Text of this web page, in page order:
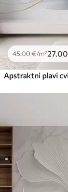
45.00€/m²27 .00